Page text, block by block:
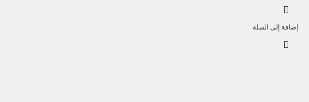
إضافة إلى السلة